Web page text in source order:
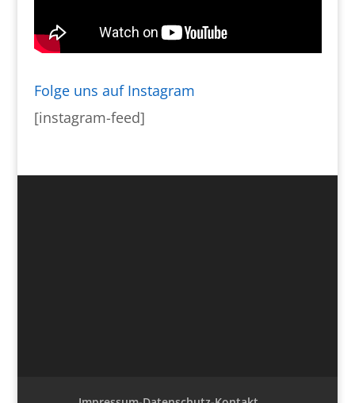
Folge uns auf Instagram
[instagram-feed]